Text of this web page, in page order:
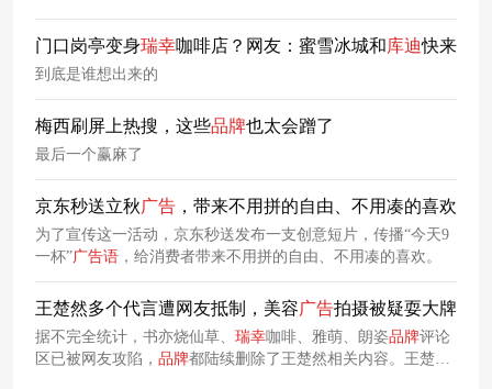
门口岗亭变身瑞幸咖啡店？网友：蜜雪冰城和 库迪快来
到底是谁想出来的
梅西刷屏上热搜，这些品牌也太会蹭了
最后一个赢麻了
京东秒送立秋广告 ，带来不用拼的自由、不用凑的喜欢
为了宣传这一活动，京东秒送发布一支创意短片，传播“今天9
一杯”广告语 ，给消费者带来不用拼的自由、不用凑的喜欢。
王楚然多个代言遭网友抵制，美容广告拍摄被疑耍大牌
据不完全统计，书亦烧仙草、 瑞幸咖啡、雅萌、朗姿品牌评论
区已被网友攻陷， 品牌都陆续删除了王楚然相关内容。王楚然